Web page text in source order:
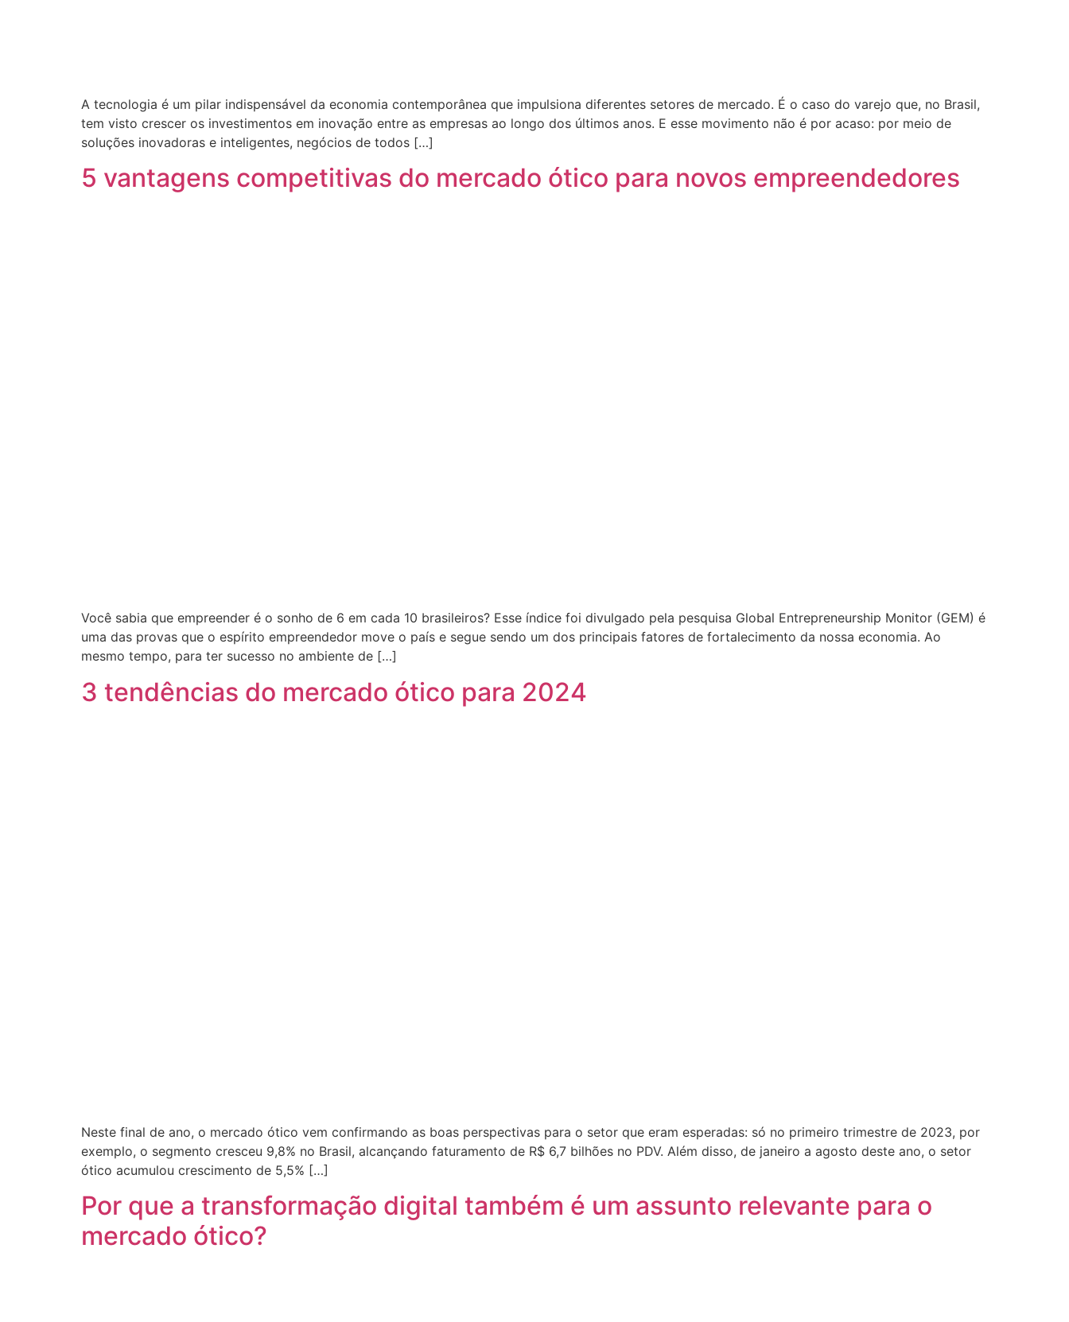
A tecnologia é um pilar indispensável da economia contemporânea que impulsiona diferentes setores de mercado. É o caso do varejo que, no Brasil,
tem visto crescer os investimentos em inovação entre as empresas ao longo dos últimos anos. E esse movimento não é por acaso: por meio de
soluções inovadoras e inteligentes, negócios de todos […]
5 vantagens competitivas do mercado ótico para novos empreendedores
Você sabia que empreender é o sonho de 6 em cada 10 brasileiros? Esse índice foi divulgado pela pesquisa Global Entrepreneurship Monitor (GEM) é
uma das provas que o espírito empreendedor move o país e segue sendo um dos principais fatores de fortalecimento da nossa economia. Ao
mesmo tempo, para ter sucesso no ambiente de […]
3 tendências do mercado ótico para 2024
Neste final de ano, o mercado ótico vem confirmando as boas perspectivas para o setor que eram esperadas: só no primeiro trimestre de 2023, por
exemplo, o segmento cresceu 9,8% no Brasil, alcançando faturamento de R$ 6,7 bilhões no PDV. Além disso, de janeiro a agosto deste ano, o setor
ótico acumulou crescimento de 5,5% […]
Por que a transformação digital também é um assunto relevante para o
mercado ótico?